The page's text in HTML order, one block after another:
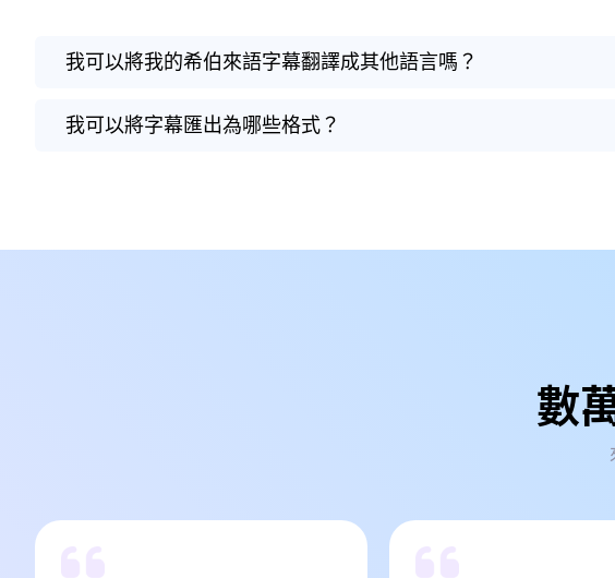
我可以將我的希伯來語字幕翻譯成其他語言嗎？
我可以將字幕匯出為哪些格式？
數